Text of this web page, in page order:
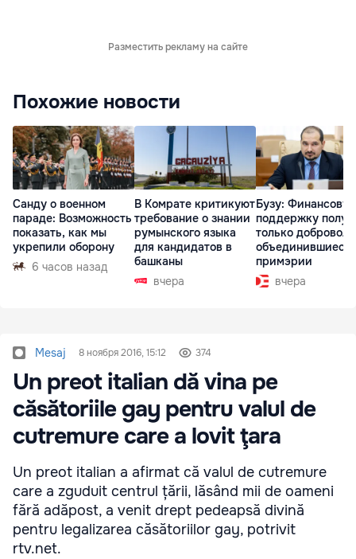
Разместить рекламу на сайте
Похожие новости
Санду о военном
параде: Возможность
показать, как мы
укрепили оборону
6 часов назад
В Комрате критикуют
требование о знании
румынского языка
для кандидатов в
башканы
вчера
Бузу:
поддержку
только
объединившиеся
примэрии
вчера
Mesaj 8 ноября 2016, 15:12 374
Un preot italian dă vina pe
căsătoriile gay pentru valul de
cutremure care a lovit ţara
Un preot italian a afirmat că valul de cutremure
care a zguduit centrul țării, lăsând mii de oameni
fără adăpost, a venit drept pedeapsă divină
pentru legalizarea căsătoriilor gay, potrivit
rtv.net.